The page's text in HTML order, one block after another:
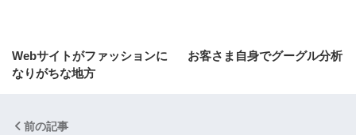
Webサイトがファッションに
なりがちな地方
お客さま自身でグーグル分析
前の記事